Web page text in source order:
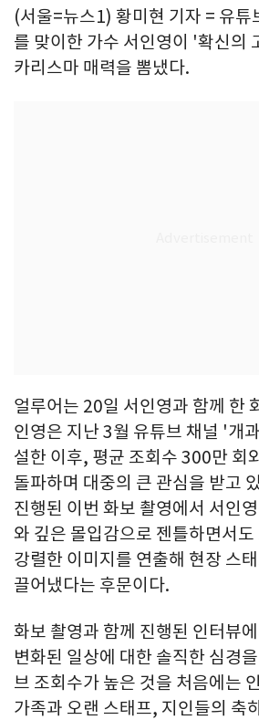
(서울=뉴스1) 황미현 기자 = 유튜
를 맞이한 가수 서인영이 '확신의
카리스마 매력을 뽐냈다.
얼루어는 20일 서인영과 함께 한
인영은 지난 3월 유튜브 채널 '개
설한 이후, 평균 조회수 300만 회
돌파하며 대중의 큰 관심을 받고
진행된 이번 화보 촬영에서 서인
와 깊은 몰입감으로 젠틀하면서도
강렬한 이미지를 연출해 현장 스
끌어냈다는 후문이다.
화보 촬영과 함께 진행된 인터뷰
변화된 일상에 대한 솔직한 심경
브 조회수가 높은 것을 처음에는
가족과 오랜 스태프, 지인들의 축